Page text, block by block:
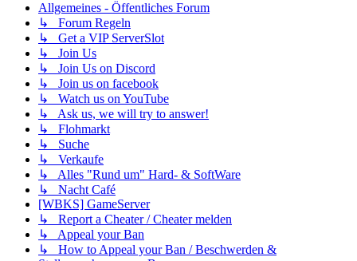
Allgemeines - Öffentliches Forum
↳ Forum Regeln
↳ Get a VIP ServerSlot
↳ Join Us
↳ Join Us on Discord
↳ Join us on facebook
↳ Watch us on YouTube
↳ Ask us, we will try to answer!
↳ Flohmarkt
↳ Suche
↳ Verkaufe
↳ Alles "Rund um" Hard- & SoftWare
↳ Nacht Café
[WBKS] GameServer
↳ Report a Cheater / Cheater melden
↳ Appeal your Ban
↳ How to Appeal your Ban / Beschwerden &